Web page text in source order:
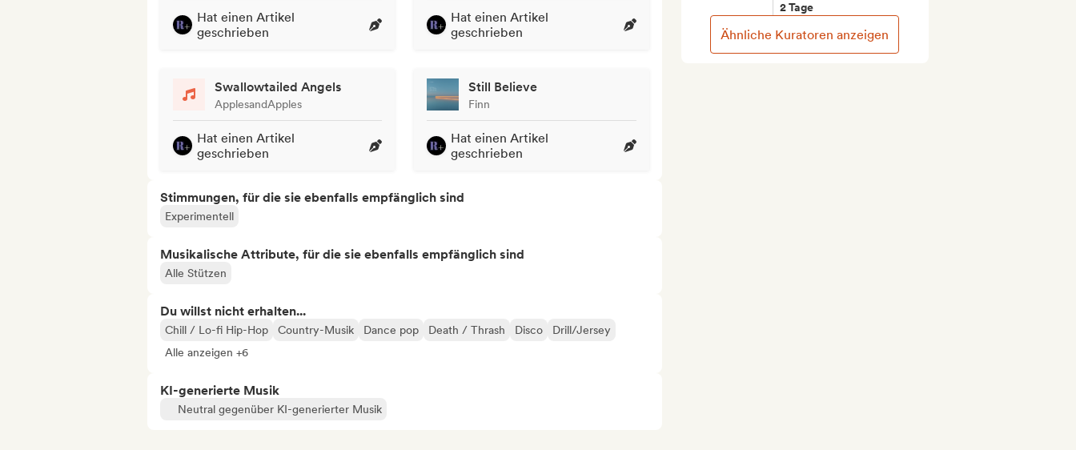
Hat einen Artikel
geschrieben
Hat einen Artikel
geschrieben
Swallowtailed Angels
ApplesandApples
Hat einen Artikel
geschrieben
Still Believe
Finn
Hat einen Artikel
geschrieben
Stimmungen, für die sie ebenfalls empfänglich sind
Experimentell
Musikalische Attribute, für die sie ebenfalls empfänglich sind
Alle Stützen
Du willst nicht erhalten...
Chill / Lo-fi Hip-Hop Country-Musik Dance pop Death / Thrash Disco
Drill/Jersey
Alle anzeigen +6
KI-generierte Musik
Neutral gegenüber KI-generierter Musik
2 Tage
Ähnliche Kuratoren anzeigen